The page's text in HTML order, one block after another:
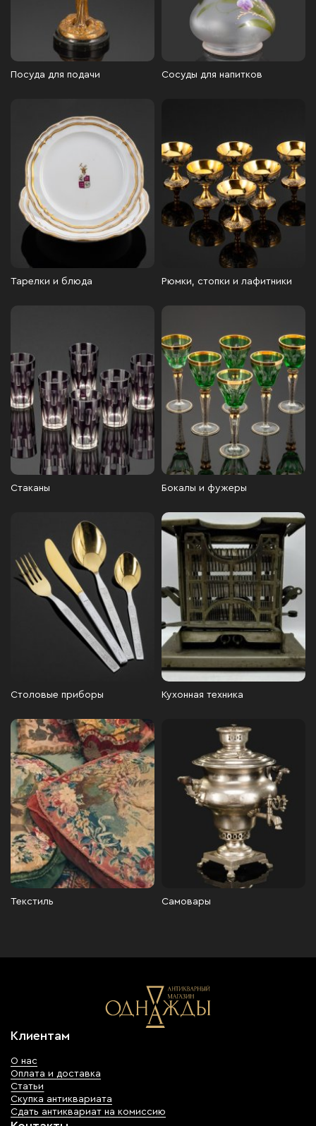
Посуда для подачи Сосуды для напитков
Тарелки и блюда Рюмки, стопки и лафитники
Стаканы Бокалы и фужеры
Столовые приборы Кухонная техника
Текстиль Самовары
Клиентам
О нас
Оплата и доставка
Статьи
Скупка антиквариата
Сдать антиквариат на комиссию